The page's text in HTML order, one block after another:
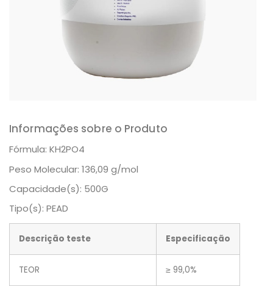
Informações sobre o Produto
Fórmula: KH2PO4
Peso Molecular: 136,09 g/mol
Capacidade(s): 500G
Tipo(s): PEAD
Descrição teste Especificação
TEOR ≥ 99,0%